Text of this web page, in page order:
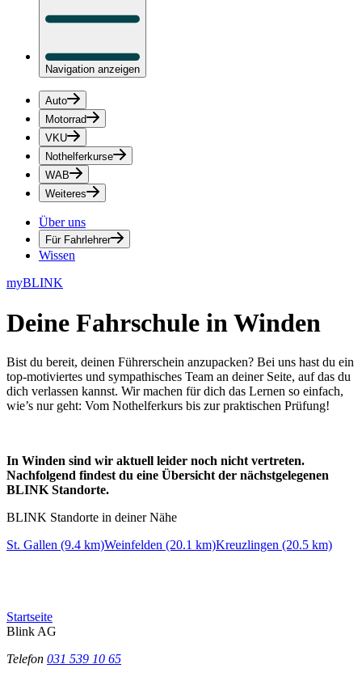
Navigation anzeigen
Auto
Motorrad
VKU
Nothelferkurse
WAB
Weiteres
Über uns
Für Fahrlehrer
Wissen
myBLINK
Deine Fahrschule in Winden
Bist du bereit, deinen Führerschein anzupacken? Bei uns hast du ein
top-motiviertes und sympathisches Team an deiner Seite, auf das du
dich verlassen kannst. Wir machen für dich das Lernen so einfach,
wie’s nur geht: Vom Nothelferkurs bis zur praktischen Prüfung!
In Winden sind wir aktuell leider noch nicht vertreten.
Nachfolgend findest du eine Übersicht der nächstgelegenen
BLINK Standorte.
BLINK Standorte in deiner Nähe
St. Gallen (9.4 km)Weinfelden (20.1 km)Kreuzlingen (20.5 km)
Startseite
Blink AG
Telefon 031 539 10 65